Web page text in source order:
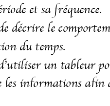
riode et sa fréquence.
décrire le
du temps.
’utiliser un tableur
les informations